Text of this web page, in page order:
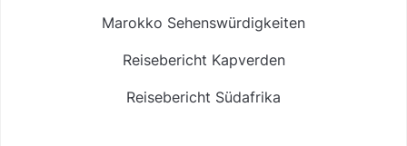
Marokko Sehenswürdigkeiten
Reisebericht Kapverden
Reisebericht Südafrika